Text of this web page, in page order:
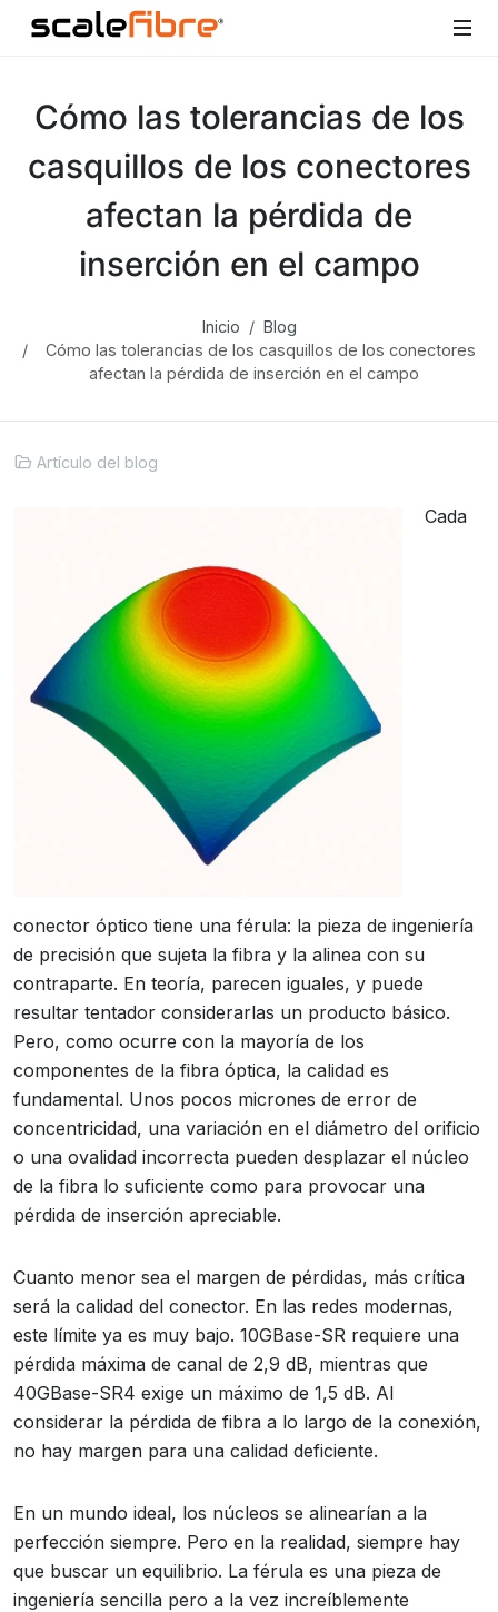
Cómo las tolerancias de los
casquillos de los conectores
afectan la pérdida de
inserción en el campo
Inicio
Blog
Cómo las tolerancias de los casquillos de los conectores
afectan la pérdida de inserción en el campo
Artículo del blog
Cada
conector óptico tiene una férula: la pieza de ingeniería
de precisión que sujeta la fibra y la alinea con su
contraparte. En teoría, parecen iguales, y puede
resultar tentador considerarlas un producto básico.
Pero, como ocurre con la mayoría de los
componentes de la fibra óptica, la calidad es
fundamental. Unos pocos micrones de error de
concentricidad, una variación en el diámetro del orificio
o una ovalidad incorrecta pueden desplazar el núcleo
de la fibra lo suficiente como para provocar una
pérdida de inserción apreciable.
Cuanto menor sea el margen de pérdidas, más crítica
será la calidad del conector. En las redes modernas,
este límite ya es muy bajo. 10GBase-SR requiere una
pérdida máxima de canal de 2,9 dB, mientras que
40GBase-SR4 exige un máximo de 1,5 dB. Al
considerar la pérdida de fibra a lo largo de la conexión,
no hay margen para una calidad deficiente.
En un mundo ideal, los núcleos se alinearían a la
perfección siempre. Pero en la realidad, siempre hay
que buscar un equilibrio. La férula es una pieza de
ingeniería sencilla pero a la vez increíblemente